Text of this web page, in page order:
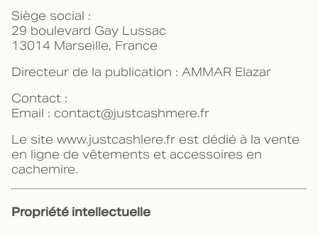
Siège social :
29 boulevard Gay Lussac
13014 Marseille, France
Directeur de la publication : AMMAR Elazar
Contact :
Email : contact@justcashmere.fr
Le site www.justcashlere.fr est dédié à la vente
en ligne de vêtements et accessoires en
cachemire.
Propriété intellectuelle